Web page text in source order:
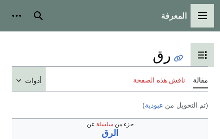
القائمة الرئيسية
المعرفة بحث
تبديل عرض جدول المحتويات
رق
مقالة ناقش هذه الصفحة أدوات
(تم التحويل من عبودية)
جزء من سلسلة عن
الرق